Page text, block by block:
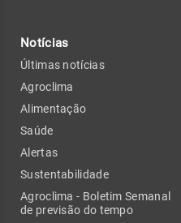
Notícias
Últimas notícias
Agroclima
Alimentação
Saúde
Alertas
Sustentabilidade
Agroclima - Boletim Semanal
de previsão do tempo